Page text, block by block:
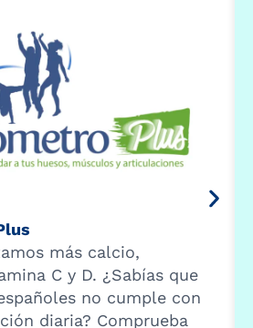
más calcio,
C y D. ¿Sabías que
no cumple con
diaria? Comprueba